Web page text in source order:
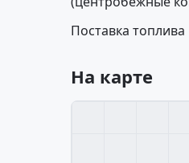
Поставка топлива
На карте